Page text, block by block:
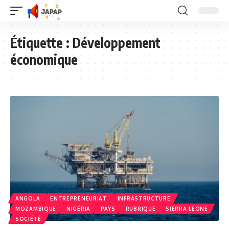
Étiquette :Développement
économique
ANGOLA ENTREPRENEURIAT
INFRASTRUCTURE
MOZAMBIQUE
NIGÉRIA PAYS RUBRIQUE
SIERRA LEONE
SOCIÉTÉ